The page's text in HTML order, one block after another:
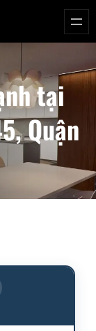
tại
Quận